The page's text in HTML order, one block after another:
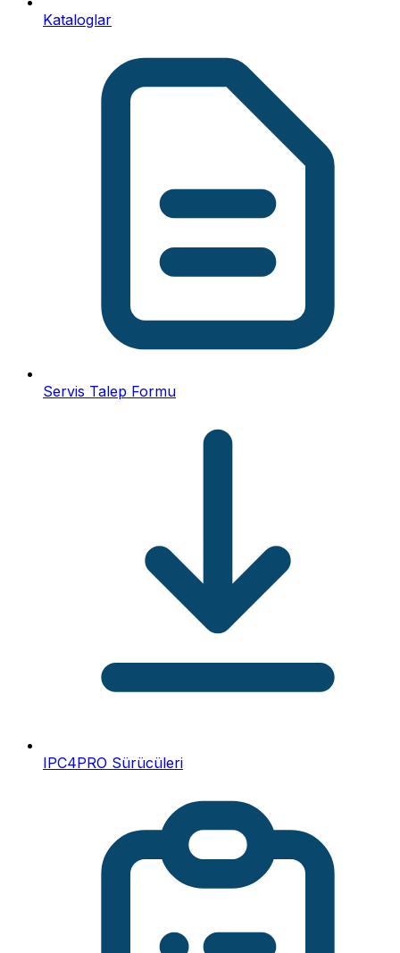
Kataloglar
Servis Talep Formu
IPC4PRO Sürücüleri